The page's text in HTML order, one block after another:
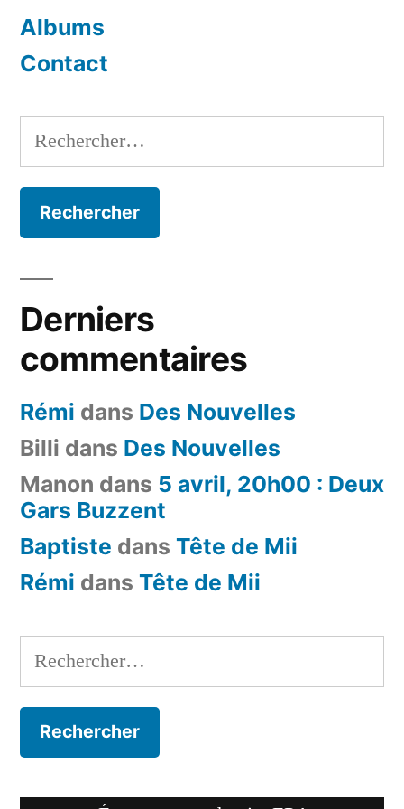
Albums
Contact
Rechercher :
Derniers
commentaires
Rémi dans Des Nouvelles
Billi dans Des Nouvelles
Manon dans 5 avril, 20h00 : Deux
Gars Buzzent
Baptiste dans Tête de Mii
Rémi dans Tête de Mii
Rechercher :